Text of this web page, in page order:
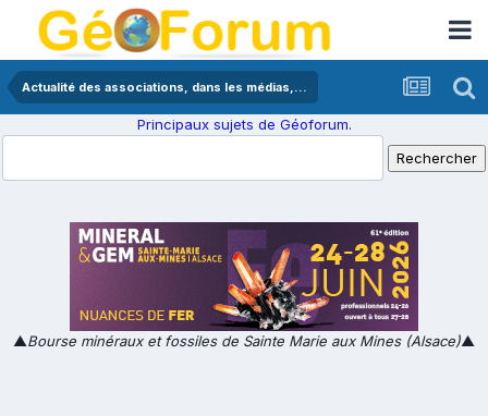
Actualité des associations, dans les médias,...
Principaux sujets de Géoforum.
▲Bourse minéraux et fossiles de Sainte Marie aux Mines (Alsace)▲